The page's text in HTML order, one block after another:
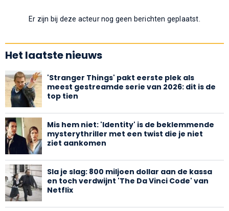
Er zijn bij deze acteur nog geen berichten geplaatst.
Het laatste nieuws
'Stranger Things' pakt eerste plek als
meest gestreamde serie van 2026: dit is de
top tien
Mis hem niet: 'Identity' is de beklemmende
mysterythriller met een twist die je niet
ziet aankomen
Sla je slag: 800 miljoen dollar aan de kassa
en toch verdwijnt 'The Da Vinci Code' van
Netflix